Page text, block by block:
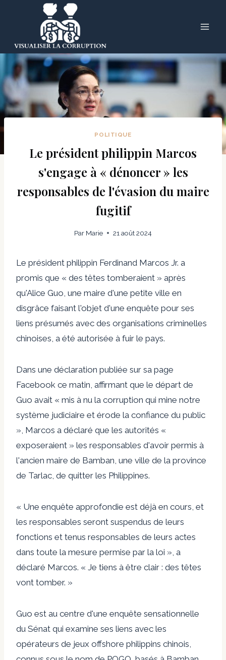
POLITIQUE
Le président philippin Marcos
s'engage à « dénoncer » les
responsables de l'évasion du maire
fugitif
Par Marie 21 août 2024
Le président philippin Ferdinand Marcos Jr. a
promis que « des têtes tomberaient » après
qu'Alice Guo, une maire d'une petite ville en
disgrâce faisant l'objet d'une enquête pour ses
liens présumés avec des organisations criminelles
chinoises, a été autorisée à fuir le pays.
Dans une déclaration publiée sur sa page
Facebook ce matin, affirmant que le départ de
Guo avait « mis à nu la corruption qui mine notre
système judiciaire et érode la confiance du public
», Marcos a déclaré que les autorités «
exposeraient » les responsables d'avoir permis à
l'ancien maire de Bamban, une ville de la province
de Tarlac, de quitter les Philippines.
« Une enquête approfondie est déjà en cours, et
les responsables seront suspendus de leurs
fonctions et tenus responsables de leurs actes
dans toute la mesure permise par la loi », a
déclaré Marcos. « Je tiens à être clair : des têtes
vont tomber. »
Guo est au centre d'une enquête sensationnelle
du Sénat qui examine ses liens avec les
opérateurs de jeux offshore philippins chinois,